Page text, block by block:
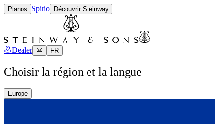
Pianos Spirio Découvrir Steinway
Dealer FR
Choisir la région et la langue
Europe